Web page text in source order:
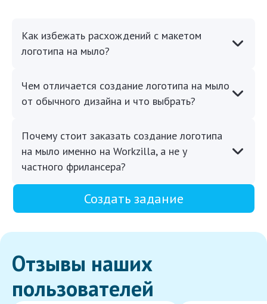
Как избежать расхождений с макетом
логотипа на мыло?
Чем отличается создание логотипа на мыло
от обычного дизайна и что выбрать?
Почему стоит заказать создание логотипа
на мыло именно на Workzilla, а не у
частного фрилансера?
Создать задание
Отзывы наших
пользователей